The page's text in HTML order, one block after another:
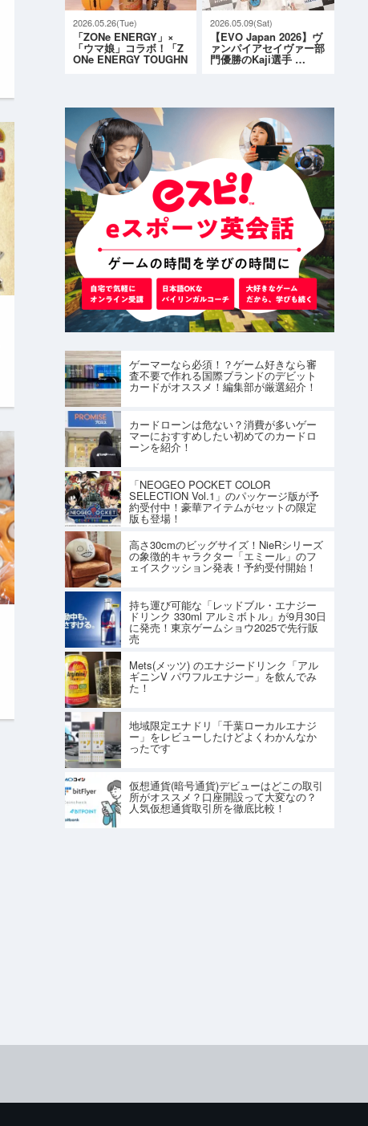
2026.05.26(Tue)
「ZONe ENERGY」×
「ウマ娘」コラボ！「Z
ONe ENERGY TOUGHN
2026.05.09(Sat)
【EVO Japan 2026】ヴ
ァンパイアセイヴァー部
門優勝のKaji選手 …
ゲーマーなら必須！？ゲーム好きなら審
査不要で作れる国際ブランドのデビット
カードがオススメ！編集部が厳選紹介！
カードローンは危ない？消費が多いゲー
マーにおすすめしたい初めてのカードロ
ーンを紹介！
「NEOGEO POCKET COLOR
SELECTION Vol.1」のパッケージ版が予
約受付中！豪華アイテムがセットの限定
版も登場！
高さ30cmのビッグサイズ！NieRシリーズ
の象徴的キャラクター「エミール」のフ
ェイスクッション発表！予約受付開始！
持ち運び可能な「レッドブル・エナジー
ドリンク 330ml アルミボトル」が9月30日
に発売！東京ゲームショウ2025で先行販
売
Mets(メッツ) のエナジードリンク「アル
ギニンV パワフルエナジー」を飲んでみ
た！
地域限定エナドリ「千葉ローカルエナジ
ー」をレビューしたけどよくわかんなか
ったです
仮想通貨(暗号通貨)デビューはどこの取引
所がオススメ？口座開設って大変なの？
人気仮想通貨取引所を徹底比較！